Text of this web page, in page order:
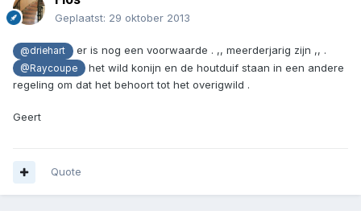
Geplaatst: 29 oktober 2013
@driehart er is nog een voorwaarde . ,, meerderjarig zijn ,, .
@Raycoupe
het wild konijn en de houtduif staan in een andere
regeling om dat het behoort tot het overigwild .
Geert
Quote